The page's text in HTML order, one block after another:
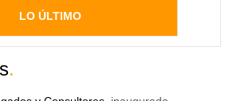
LO ÚLTIMO
.